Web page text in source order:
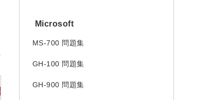
Microsoft
MS-700 問題集
GH-100 問題集
GH-900 問題集